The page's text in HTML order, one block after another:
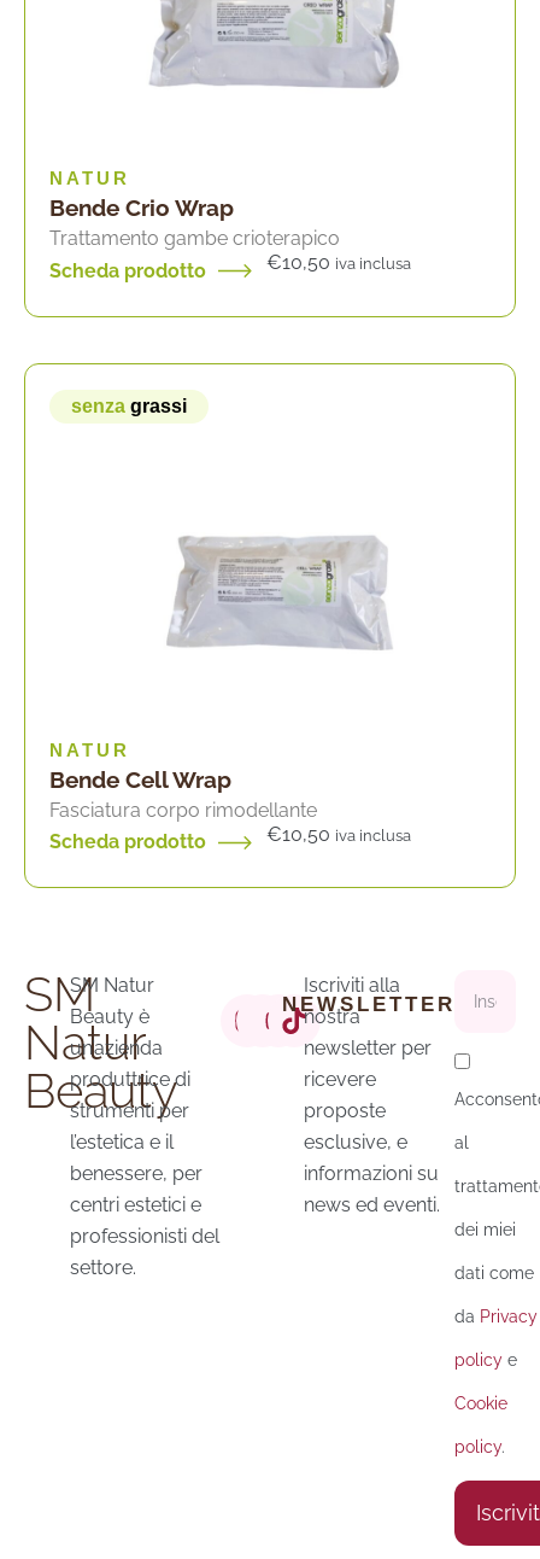
NATUR
Bende Crio Wrap
Trattamento gambe crioterapico
Scheda prodotto
€10,50 iva inclusa
senza grassi
NATUR
Bende Cell Wrap
Fasciatura corpo rimodellante
Scheda prodotto
€10,50 iva inclusa
SM
Natur
Beauty
SM Natur
Beauty è
un’azienda
produttrice di
strumenti per
l’estetica e il
benessere, per
centri estetici e
professionisti del
settore.
NEWSLETTER
Iscriviti alla
nostra
newsletter per
ricevere
proposte
esclusive, e
informazioni su
news ed eventi.
al
dei miei
dati come
da Privacy
policy e
Cookie
policy.